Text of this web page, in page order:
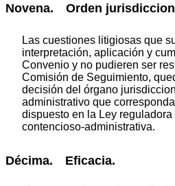
Novena. Orden
Las cuestiones litigiosas que
interpretación, aplicación y
Convenio y no pudieren ser
Comisión de Seguimiento,
decisión del órgano
administrativo que
dispuesto en la Ley
contencioso-administrativa.
Décima. Eficacia.